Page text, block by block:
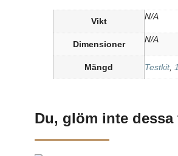
Vikt N/A
Dimensioner N/A
Mängd Testkit,
Du, glöm inte